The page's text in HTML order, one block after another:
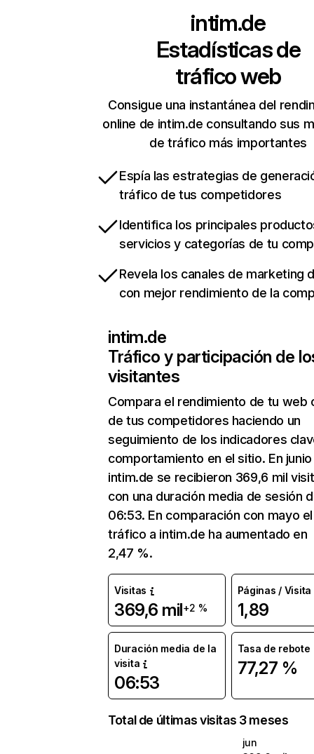
intim.de
Estadísticas de
tráfico web
Consigue una instantánea del
online de intim.de consultando sus
de tráfico más importantes
Espía las estrategias de
tráfico de tus competidores
Identifica los principales
servicios y categorías de tu
Revela los canales de marketing
con mejor rendimiento de la
intim.de
Tráfico y participación de
visitantes
Compara el rendimiento de tu web
de tus competidores haciendo un
seguimiento de los indicadores
comportamiento en el sitio. En junio
intim.de se recibieron 369,6 mil
con una duración media de sesión
06:53. En comparación con mayo el
tráfico a intim.de ha aumentado en
2,47 %.
Visitas
369,6 mil+2 %
Páginas / Visita
1,89
Duración media de la
visita
06:53
Tasa de rebote
77,27 %
Total de últimas visitas 3 meses
jun